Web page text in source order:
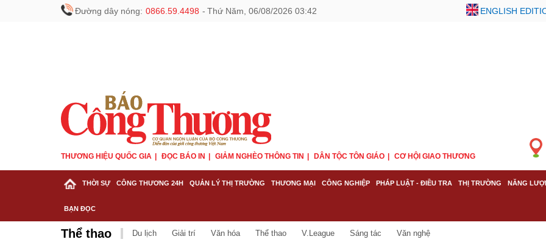
Đường dây nóng: 0866.59.4498 - Thứ Năm, 06/08/2026 03:42 ENGLISH
THƯƠNG HIỆU QUỐC GIA ĐỌC BÁO IN GIẢM NGHÈO THÔNG TIN DÂN TỘC TÔN GIÁO CƠ HỘI GIAO THƯƠNG
THỜI SỰ CÔNG THƯƠNG 24H QUẢN LÝ THỊ TRƯỜNG THƯƠNG MẠI CÔNG NGHIỆP PHÁP LUẬT - ĐIỀU TRA THỊ TRƯỜNG NĂNG
BẠN ĐỌC
Thể thao Du lịch Giải trí Văn hóa Thể thao V.League Sáng tác Văn nghệ